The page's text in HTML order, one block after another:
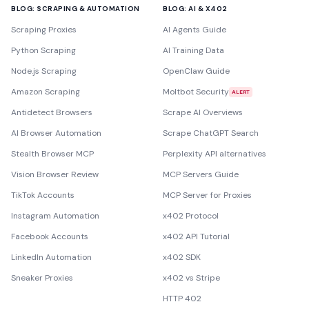
BLOG: SCRAPING & AUTOMATION
Scraping Proxies
Python Scraping
Node.js Scraping
Amazon Scraping
Antidetect Browsers
AI Browser Automation
Stealth Browser MCP
Vision Browser Review
TikTok Accounts
Instagram Automation
Facebook Accounts
LinkedIn Automation
Sneaker Proxies
BLOG: AI & X402
AI Agents Guide
AI Training Data
OpenClaw Guide
Moltbot Security ALERT
Scrape AI Overviews
Scrape ChatGPT Search
Perplexity API alternatives
MCP Servers Guide
MCP Server for Proxies
x402 Protocol
x402 API Tutorial
x402 SDK
x402 vs Stripe
HTTP 402